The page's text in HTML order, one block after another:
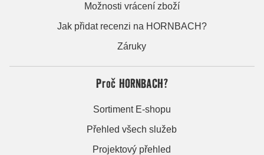
Možnosti vrácení zboží
Jak přidat recenzi na HORNBACH?
Záruky
Proč HORNBACH?
Sortiment E-shopu
Přehled všech služeb
Projektový přehled